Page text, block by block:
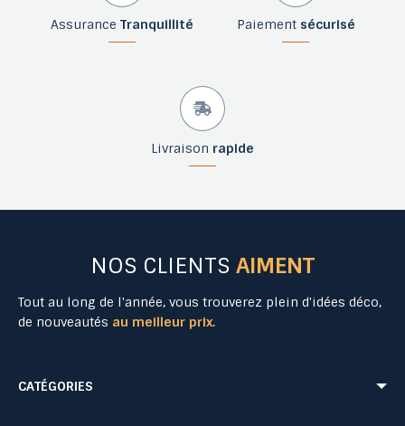
Assurance Tranquillité Paiement sécurisé
Livraison rapide
NOS CLIENTS AIMENT
Tout au long de l'année, vous trouverez plein d'idées déco,
de nouveautés au meilleur prix.
CATÉGORIES